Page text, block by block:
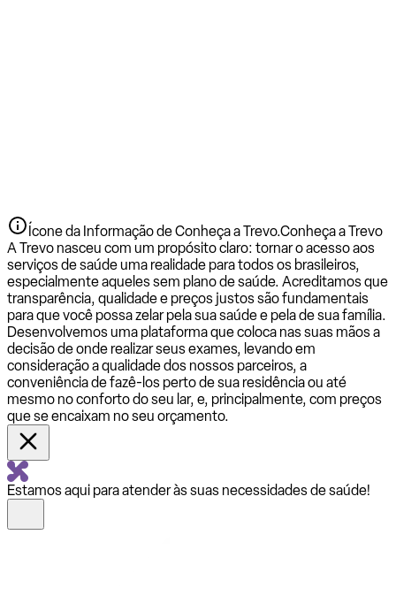
Ícone da Informação de Conheça a Trevo.Conheça a Trevo
A Trevo nasceu com um propósito claro: tornar o acesso aos
serviços de saúde uma realidade para todos os brasileiros,
especialmente aqueles sem plano de saúde. Acreditamos que
transparência, qualidade e preços justos são fundamentais
para que você possa zelar pela sua saúde e pela de sua família.
Desenvolvemos uma plataforma que coloca nas suas mãos a
decisão de onde realizar seus exames, levando em
consideração a qualidade dos nossos parceiros, a
conveniência de fazê-los perto de sua residência ou até
mesmo no conforto do seu lar, e, principalmente, com preços
que se encaixam no seu orçamento.
Estamos aqui para atender às suas necessidades de saúde!